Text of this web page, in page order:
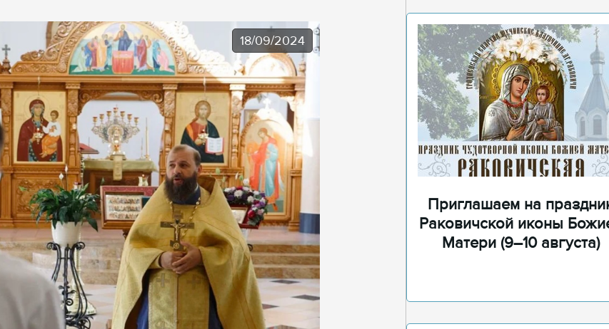
18/09/2024
Приглашаем на
Раковичской иконы
Матери (9–10 августа)